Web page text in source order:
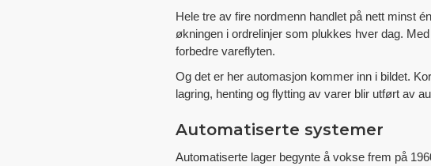
Hele tre av fire nordmenn handlet på nett minst
økningen i ordrelinjer som plukkes hver dag.
forbedre vareflyten.
Og det er her automasjon kommer inn i bildet.
lagring, henting og flytting av varer blir utført av
Automatiserte systemer
Automatiserte lager begynte å vokse frem på